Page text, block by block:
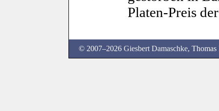
Platen-Preis
© 2007–2026 Giesbert Damaschke,